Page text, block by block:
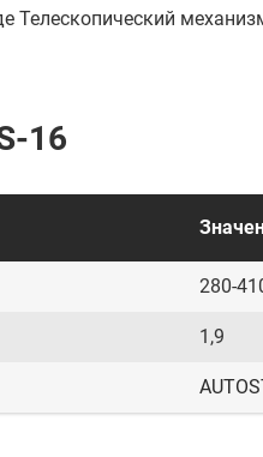
16
280-
1,9